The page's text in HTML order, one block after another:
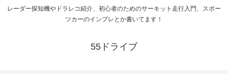
レーダー探知機やドラレコ紹介、初心者のためのサーキット走行入門、スポー
ツカーのインプレとか書いてます！
55ドライブ